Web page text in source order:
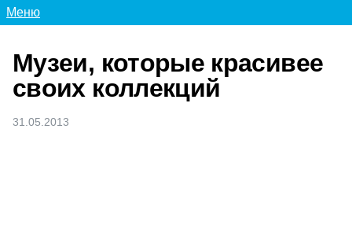
Меню
Музеи, которые красивее
своих коллекций
31.05.2013